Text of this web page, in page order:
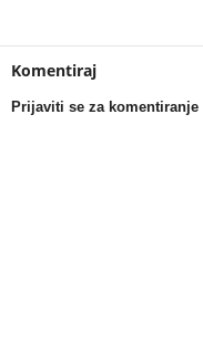
Komentiraj
Prijaviti se za komentiranje